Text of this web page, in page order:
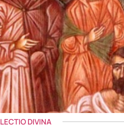
LECTIO DIVINA